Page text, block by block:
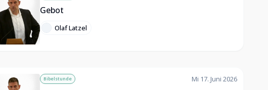
Gebot
Olaf Latzel
Bibelstunde Mi 17. Juni 2026